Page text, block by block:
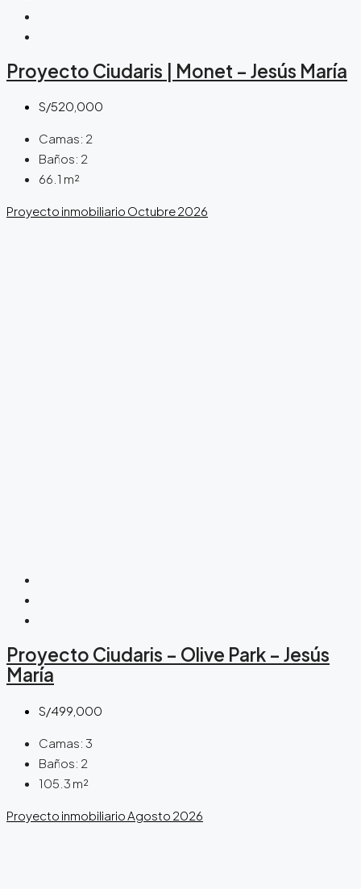
Proyecto Ciudaris | Monet – Jesús María
S/520,000
Camas: 2
Baños: 2
66.1 m²
Proyecto inmobiliario Octubre 2026
Proyecto Ciudaris – Olive Park – Jesús
María
S/499,000
Camas: 3
Baños: 2
105.3 m²
Proyecto inmobiliario Agosto 2026